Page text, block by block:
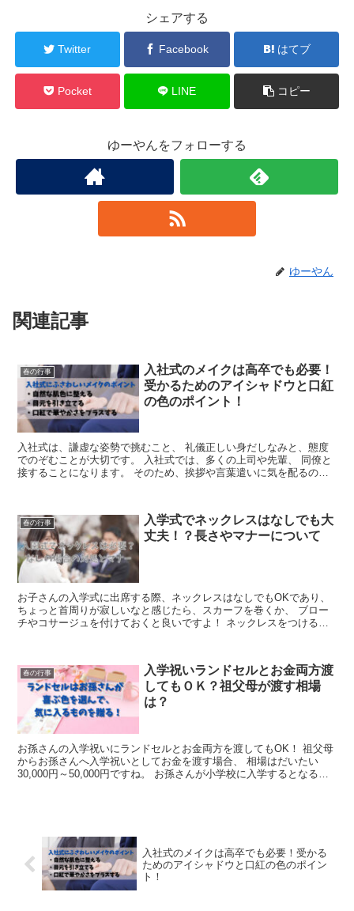
シェアする
Twitter Facebook はてブ
Pocket LINE コピー
ゆーやんをフォローする
ゆーやん
関連記事
春の行事
入社式のメイクは高卒でも必要！
受かるためのアイシャドウと口紅
の色のポイント！
入社式は、謙虚な姿勢で挑むこと、 礼儀正しい身だしなみと、態度
でのぞむことが大切です。 入社式では、多くの上司や先輩、 同僚と
接することになります。 そのため、挨拶や言葉遣いに気を配るのは
社式にふさわしいメイクのポイントです。 ・自然な肌色に整える ・
目元を引き立てる ・口紅で華やかさをプラスする 新しい生活が始ま
り、ワクワクと心躍る一方で、 心配事でドキドキしている方も多い
と思います。 特に新社会人になる方は、大人の第一歩を歩み始める
ので、 環境も大きく変わり心配事も多いですね。 それでは入社式で
好印象を与えるための メイクのポイントについて詳しく見ていきま
しょう。
春の行事
入学式でネックレスはなしでも大
丈夫！？長さやマナーについて
お子さんの入学式に出席する際、ネックレスはなしでもOKであり、
ちょっと首周りが寂しいなと感じたら、スカーフを巻くか、 ブロー
チやコサージュを付けておくと良いですよ！ ネックレスをつける場
ラックパールネックレスも、不祝儀になってしまうので使わないこ
と。 入学式ってフォーマルシーンだから、やっぱりそれなりに、 き
ちんとした格好や程よいオシャレをしたいものですね。 でもネック
レスを持っていない場合って、なしでも良いのか迷うでしょう。 と
いうことで今回は、入学式や入園式では、 ネックレスはなしでも良
いのか、どんなマナーを押さえるべきかを解説します！
春の行事
入学祝いランドセルとお金両方渡
してもＯＫ？祖父母が渡す相場
は？
お孫さんの入学祝いにランドセルとお金両方を渡してもOK！ 祖父母
からお孫さんへ入学祝いとしてお金を渡す場合、 相場はだいたい
30,000円～50,000円ですね。 お孫さんが小学校に入学するとなる
お祝いを渡すべきかをご紹介します！
入社式のメイクは高卒でも必要！受かる
ためのアイシャドウと口紅の色のポイン
ト！